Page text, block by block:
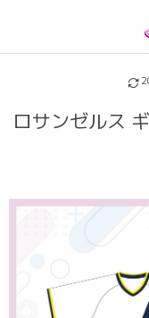
ロサンゼルス
キャンセル・変更
バスケビブス
背番号背ネームのフォント